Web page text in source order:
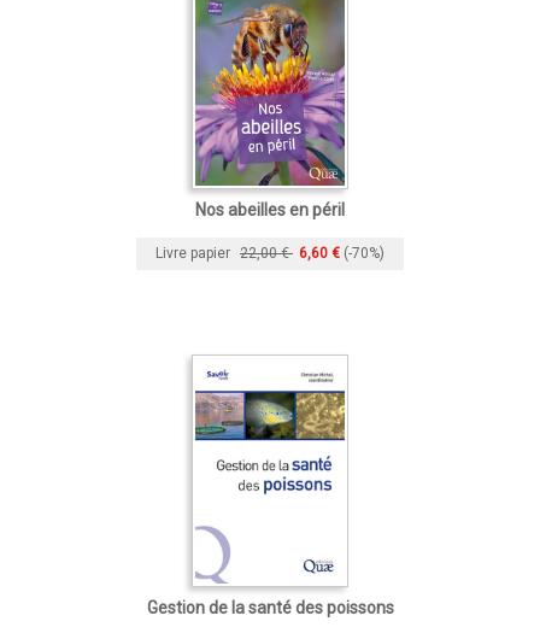
Nos abeilles en péril
Livre papier 22,00 € 6,60 € (-70%)
Gestion de la santé des poissons